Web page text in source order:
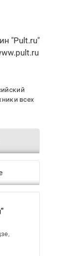
"Pult.ru"
всех